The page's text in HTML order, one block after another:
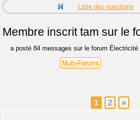
Liste des questions
Membre inscrittam sur le
a posté 84 messages sur le forum Électricité
Multi-Forums
1 2 »